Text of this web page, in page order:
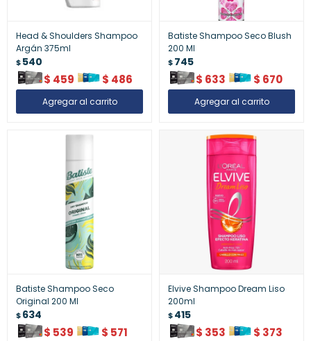
Head & Shoulders Shampoo
Argán 375ml
$540
$ 459 $ 486
Batiste Shampoo Seco Blush
200 Ml
$745
$ 633 $ 670
Batiste Shampoo Seco
Original 200 Ml
$634
$ 539 $ 571
Elvive Shampoo Dream Liso
200ml
$415
$ 353 $ 373